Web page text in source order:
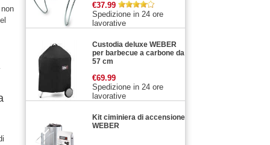
€37.99
Spedizione in 24 ore
lavorative
Custodia deluxe WEBER
per barbecue a carbone da
57 cm
€69.99
Spedizione in 24 ore
lavorative
Kit ciminiera di accensione
WEBER